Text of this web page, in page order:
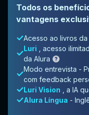
Todos os
vantagens
Acesso ao livros
Luri
, acesso
da Alura
Modo entrevista -
com feedback
Luri Vision
, a IA
Alura Língua -